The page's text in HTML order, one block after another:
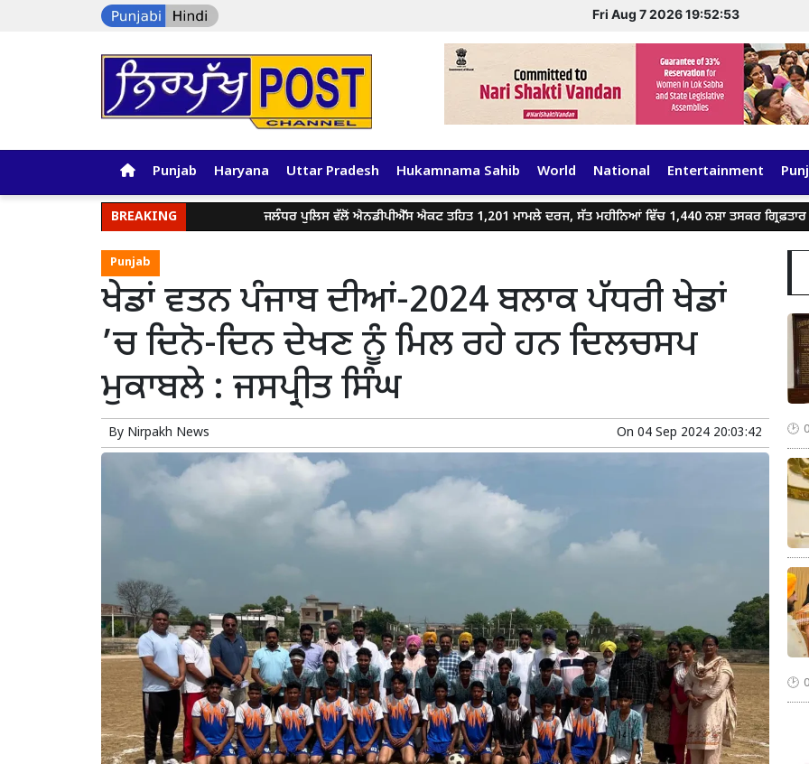
Fri Aug 7 2026 19:52:53
Punjab Haryana Uttar Pradesh Hukamnama Sahib World National Entertainment
BREAKING ਜਲੰਧਰ ਪੁਲਿਸ ਵੱਲੋਂ ਐਨਡੀਪੀਐੱਸ ਐਕਟ ਤਹਿਤ 1,201 ਮਾਮਲੇ ਦਰਜ, ਸੱਤ ਮਹੀਨਿਆਂ ਵਿੱਚ 1,440 ਨਸ਼ਾ ਤਸਕਰ ਗ੍ਰਿਫ਼ਤਾਰ
Punjab
ਖੇਡਾਂ ਵਤਨ ਪੰਜਾਬ ਦੀਆਂ-2024 ਬਲਾਕ ਪੱਧਰੀ ਖੇਡਾਂ
’ਚ ਦਿਨੋ-ਦਿਨ ਦੇਖਣ ਨੂੰ ਮਿਲ ਰਹੇ ਹਨ ਦਿਲਚਸਪ
ਮੁਕਾਬਲੇ : ਜਸਪ੍ਰੀਤ ਸਿੰਘ
By Nirpakh News On 04 Sep 2024 20:03:42